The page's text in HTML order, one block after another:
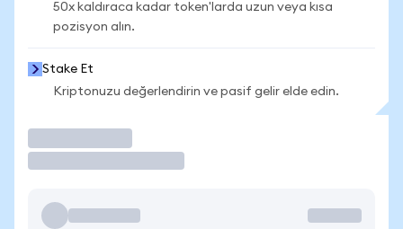
50x kaldıraca kadar token'larda uzun veya kısa
pozisyon alın.
Stake Et
Kriptonuzu değerlendirin ve pasif gelir elde edin.